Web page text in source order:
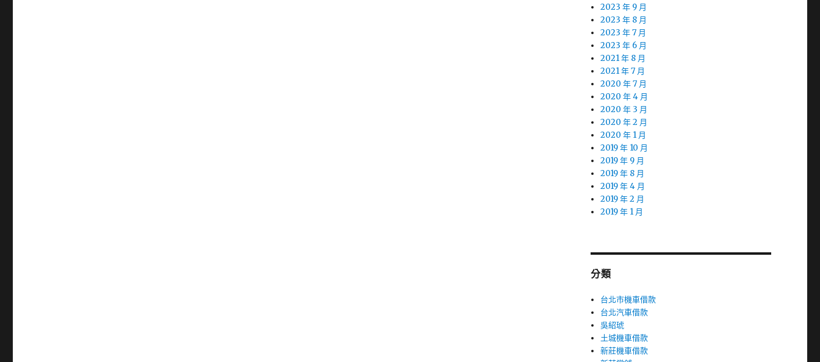
2023 年 9 月
2023 年 8 月
2023 年 7 月
2023 年 6 月
2021 年 8 月
2021 年 7 月
2020 年 7 月
2020 年 4 月
2020 年 3 月
2020 年 2 月
2020 年 1 月
2019 年 10 月
2019 年 9 月
2019 年 8 月
2019 年 4 月
2019 年 2 月
2019 年 1 月
分類
台北市機車借款
台北汽車借款
吳紹琥
土城機車借款
新莊機車借款